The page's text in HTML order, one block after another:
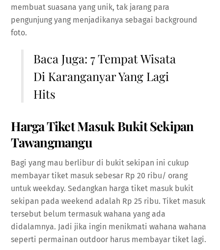
membuat suasana yang unik, tak jarang para
pengunjung yang menjadikanya sebagai background
foto.
Baca Juga: 7 Tempat Wisata
Di Karanganyar Yang Lagi
Hits
Harga Tiket Masuk Bukit Sekipan
Tawangmangu
Bagi yang mau berlibur di bukit sekipan ini cukup
membayar tiket masuk sebesar Rp 20 ribu/ orang
untuk weekday. Sedangkan harga tiket masuk bukit
sekipan pada weekend adalah Rp 25 ribu. Tiket masuk
tersebut belum termasuk wahana yang ada
didalamnya. Jadi jika ingin menikmati wahana wahana
seperti permainan outdoor harus membayar tiket lagi.